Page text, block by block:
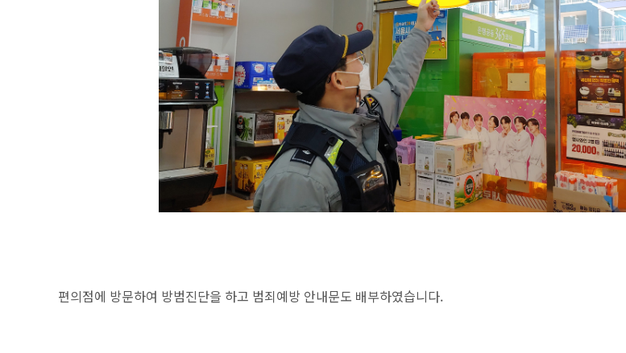
편의점에 방문하여 방범진단을 하고 범죄예방 안내문도 배부하였습니다.